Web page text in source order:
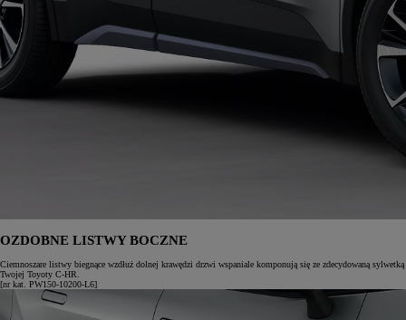
OZDOBNE LISTWY BOCZNE
Ciemnoszare listwy biegnące wzdłuż dolnej krawędzi drzwi wspaniale komponują się ze zdecydowaną sylwetką
Twojej Toyoty C-HR.
[nr kat. PW150-10200-L6]